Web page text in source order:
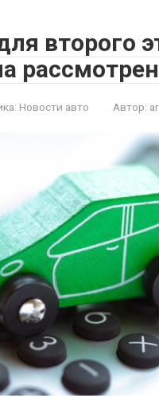
второго
Новости авто Автор: